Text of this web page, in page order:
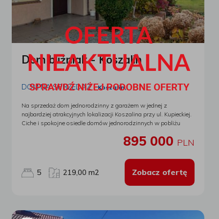
Dom bliźniak - Koszalin
DOM NA SPRZEDAŻ Koszalin,
Na sprzedaż dom jednorodzinny z garażem w jednej z
najbardziej atrakcyjnych lokalizacji Koszalina przy ul. Kupieckiej.
Ciche i spokojne osiedle domów jednorodzinnych w pobliżu
garażem w zabudowie bliźniaczej do wykończenia wewnątrz.
dach dwuspadowy pokryty blachą trapezową. Rozkład
pomieszczeń: pow. całkowita domu 219 m2; pow. zabudowy
113 m2; Niski parter: garaż 15 m2; pomieszczenie gospodarcze,
pralnia, kotłownia; Parter: kuchnia z jadalnią i wyjściem na taras
przedpokój; Antresola: pokój rekreacyjny ze skosami. Taras
895 000 PLN
5 219,00 m2 Zobacz ofertę